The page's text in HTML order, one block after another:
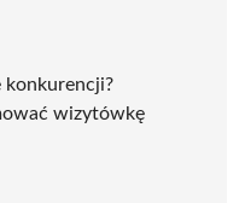
konkurencji?
wizytówkę